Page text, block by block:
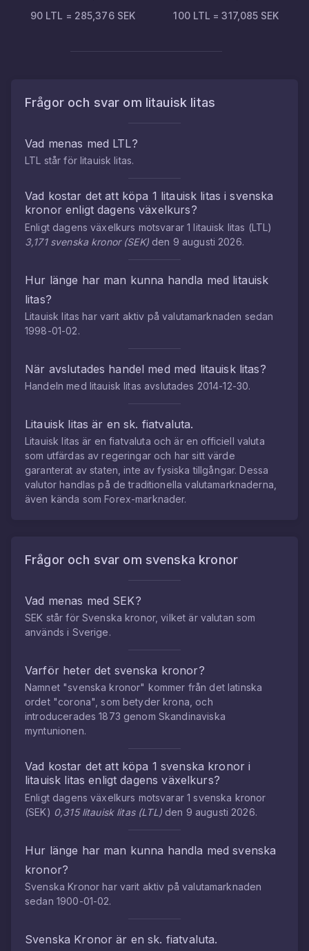
90 LTL = 285,376 SEK 100 LTL =317,085 SEK
Frågor och svar om litauisk litas
Vad menas med LTL?
LTL står för litauisk litas.
Vad kostar det att köpa 1 litauisk litas isvenska
kronorenligt dagens växelkurs?
Enligt dagens växelkurs motsvarar1 litauisk litas (LTL )
3,171 svenska kronor(SEK)den 9 augusti 2026.
Hur länge har man kunna handla med litauisk
litas?
Litauisk litas har varit aktiv på valutamarknaden sedan
1998-01-02.
När avslutades handel med med litauisk litas?
Handeln med litauisk litas avslutades 2014-12-30.
Litauisk litas är en sk. fiatvaluta.
Litauisk litas är en fiatvaluta och är en officiell valuta
som utfärdas av regeringar och har sitt värde
garanterat av staten, inte av fysiska tillgångar. Dessa
valutor handlas på de traditionella valutamarknaderna,
även kända som Forex-marknader.
Frågor och svar om svenska kronor
Vad menas med SEK?
SEK står för Svenska kronor, vilket är valutan som
används i Sverige.
Varför heter det svenska kronor?
Namnet "svenska kronor" kommer från det latinska
ordet "corona", som betyder krona, och
introducerades 1873 genom Skandinaviska
myntunionen.
Vad kostar det att köpa 1 svenska kronor i
litauisk litas enligt dagens växelkurs?
Enligt dagens växelkurs motsvarar1 svenska kronor
(SEK) 0,315 litauisk litas(LTL )den 9 augusti 2026.
Hur länge har man kunna handla medsvenska
kronor?
Svenska Kronor har varit aktiv på valutamarknaden
sedan 1900-01-02.
Svenska Kronor är en sk. fiatvaluta.